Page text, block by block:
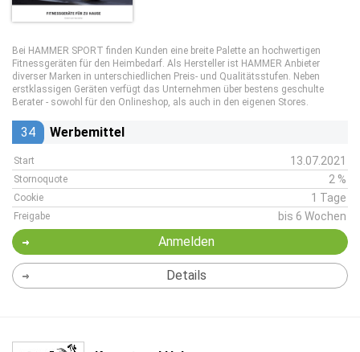
Bei HAMMER SPORT finden Kunden eine breite Palette an hochwertigen
Fitnessgeräten für den Heimbedarf. Als Hersteller ist HAMMER Anbieter
diverser Marken in unterschiedlichen Preis- und Qualitätsstufen. Neben
erstklassigen Geräten verfügt das Unternehmen über bestens geschulte
Berater - sowohl für den Onlineshop, als auch in den eigenen Stores.
34 Werbemittel
Start 13.07.2021
Stornoquote 2 %
Cookie 1 Tage
Freigabe bis 6 Wochen
Anmelden
Details